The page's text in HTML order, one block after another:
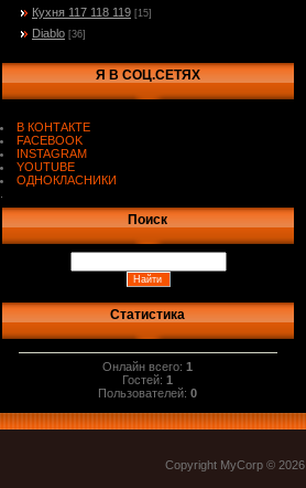
Кухня 117 118 119 [15]
Diablo [36]
Я В СОЦ.СЕТЯХ
В КОНТАКТЕ
FACEBOOK
INSTAGRAM
YOUTUBE
ОДНОКЛАСНИКИ
Поиск
Статистика
Онлайн всего:1
Гостей:1
Пользователей:0
Copyright MyCorp © 2026